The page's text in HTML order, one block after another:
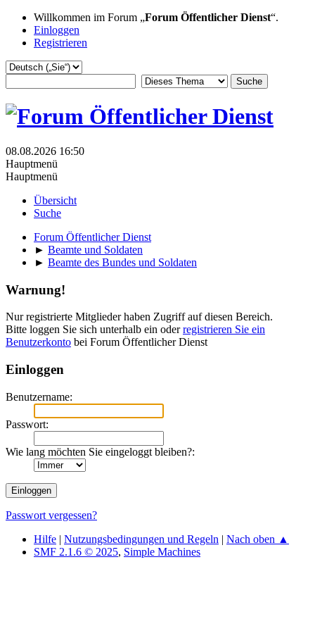
Willkommen im Forum „Forum Öffentlicher Dienst“.
Einloggen
Registrieren
08.08.2026 16:50
Hauptmenü
Hauptmenü
Übersicht
Suche
Forum Öffentlicher Dienst
► Beamte und Soldaten
► Beamte des Bundes und Soldaten
Warnung!
Nur registrierte Mitglieder haben Zugriff auf diesen Bereich.
Bitte loggen Sie sich unterhalb ein oderregistrieren Sie ein
Benutzerkonto bei Forum Öffentlicher Dienst
Einloggen
Benutzername:
Passwort:
Wie lang möchten Sie eingeloggt bleiben?:
Passwort vergessen?
Hilfe | Nutzungsbedingungen und Regeln | Nach oben ▲
SMF 2.1.6 © 2025, Simple Machines